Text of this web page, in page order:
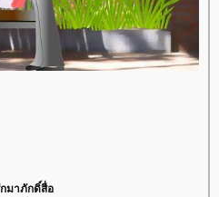
มาภักดิ์สื่อ